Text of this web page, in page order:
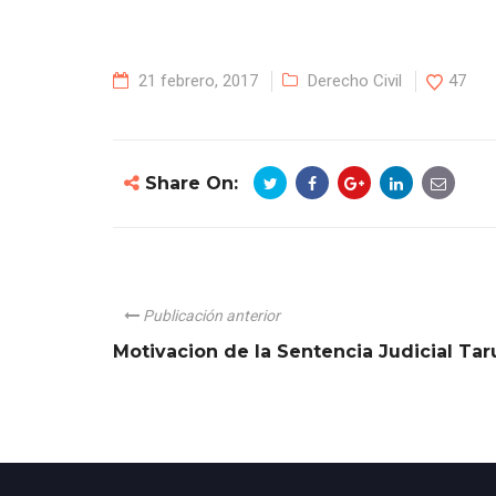
21 febrero, 2017 Derecho Civil 47
Share On:
Publicación anterior
Motivacion de la Sentencia Judicial